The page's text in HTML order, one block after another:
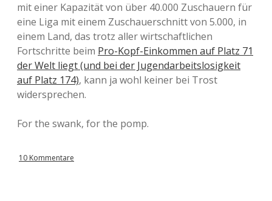
mit einer Kapazität von über 40.000 Zuschauern für
eine Liga mit einem Zuschauerschnitt von 5.000, in
einem Land, das trotz aller wirtschaftlichen
Fortschritte beim Pro-Kopf-Einkommen auf Platz 71
der Welt liegt (und bei der Jugendarbeitslosigkeit
auf Platz 174), kann ja wohl keiner bei Trost
widersprechen.
For the swank, for the pomp.
10 Kommentare